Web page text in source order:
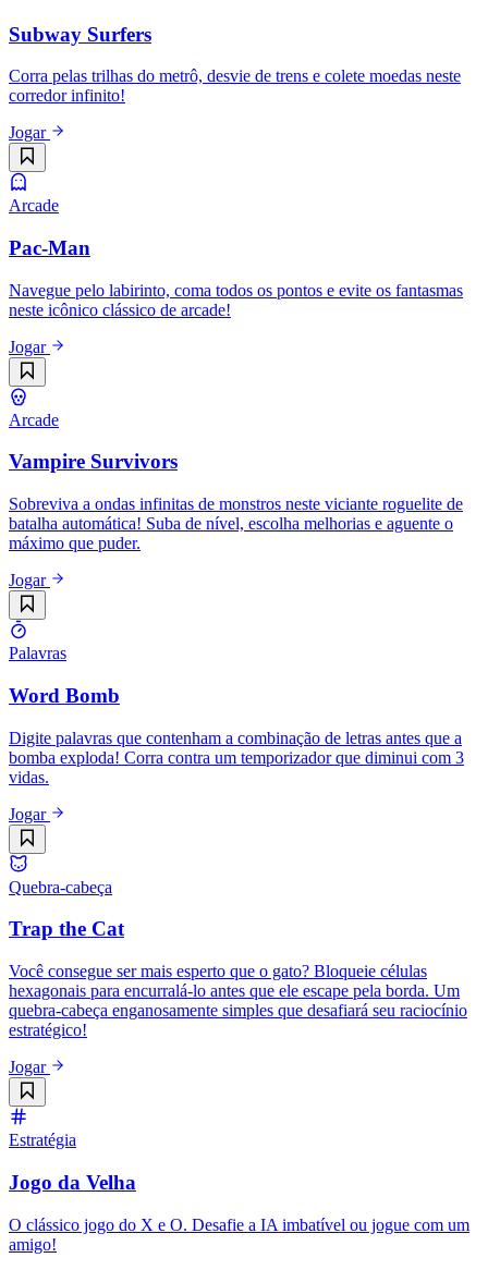
Subway Surfers
Corra pelas trilhas do metrô, desvie de trens e colete moedas neste
corredor infinito!
Jogar
Arcade
Pac-Man
Navegue pelo labirinto, coma todos os pontos e evite os fantasmas
neste icônico clássico de arcade!
Jogar
Arcade
Vampire Survivors
Sobreviva a ondas infinitas de monstros neste viciante roguelite de
batalha automática! Suba de nível, escolha melhorias e aguente o
máximo que puder.
Jogar
Palavras
Word Bomb
Digite palavras que contenham a combinação de letras antes que a
bomba exploda! Corra contra um temporizador que diminui com 3
vidas.
Jogar
Quebra-cabeça
Trap the Cat
Você consegue ser mais esperto que o gato? Bloqueie células
hexagonais para encurralá-lo antes que ele escape pela borda. Um
quebra-cabeça enganosamente simples que desafiará seu raciocínio
estratégico!
Jogar
Estratégia
Jogo da Velha
O clássico jogo do X e O. Desafie a IA imbatível ou jogue com um
amigo!